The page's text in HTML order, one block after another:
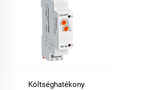
Költséghatékony